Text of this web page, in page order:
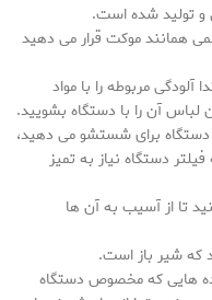
تولید شده است.
همانند موکت قرار می دهید
آلودگی مربوطه را با مواد
آن را با دستگاه بشویید.
دستگاه برای شستشو می دهید،
دستگاه نیاز به تمیز
تا از آسیب به آن ها
که شیر باز است.
هایی که مخصوص دستگاه